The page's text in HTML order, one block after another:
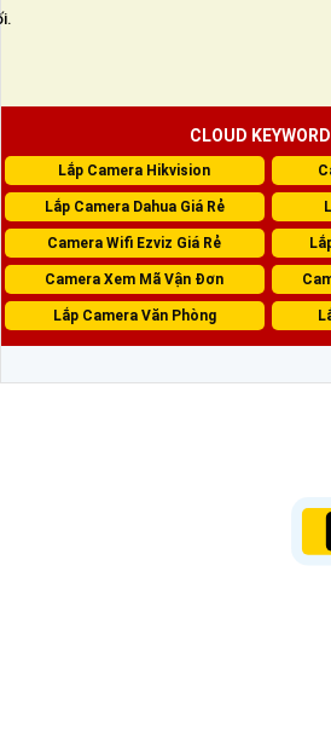
CLOUD
Lắp Camera Hikvision
Lắp Camera Dahua Giá Rẻ
Camera Wifi Ezviz Giá Rẻ
Camera Xem Mã Vận Đơn
Lắp Camera Văn Phòng